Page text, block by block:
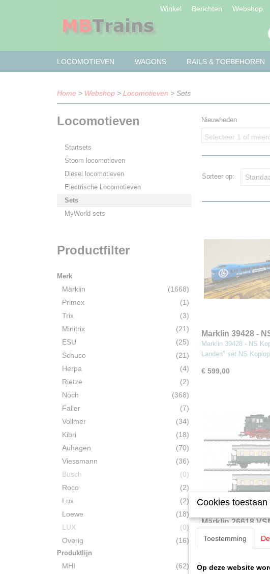
Winkel Berichten Webshop
LOCOMOTIEVEN WAGONS RAILS & TOEBEHOREN
Home > Webshop > Locomotieven > Sets
Locomotieven
Startsets
Stoom locomotieven
Diesel locomotieven
Electrische Locomotieven
Sets
MyWorld sets
Productfilter
Merk
Märklin
(1668)
Primex
(1)
Trix
(3)
Minitrix
(21)
ESU
(25)
Schuco
(21)
Herpa
(4)
Rietze
(2)
Noch
(368)
Faller
(7)
Vollmer
(34)
Kibri
(18)
Auhagen
(70)
Viessmann
(36)
Busch
(0)
Roco
(2)
Lux
(2)
Loewe
(18)
LUX
(0)
Overig
(16)
Produktlijn
MHI
(62)
Nieuwheden
Selecteer 1 of
Sorteer op:
Marklin 39428 -
Lage Landen" set
Marklin 39428 - NS
Landen" set NS
€ 599,00
Märklin 26618
Treinset…
Cookies toestaan
Toestemming
Op deze website